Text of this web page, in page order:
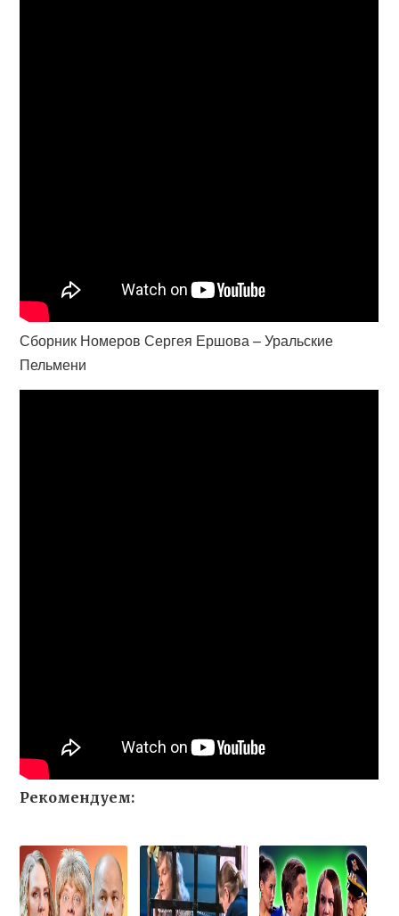
Сборник Номеров Сергея Ершова – Уральские
Пельмени
Рекомендуем: